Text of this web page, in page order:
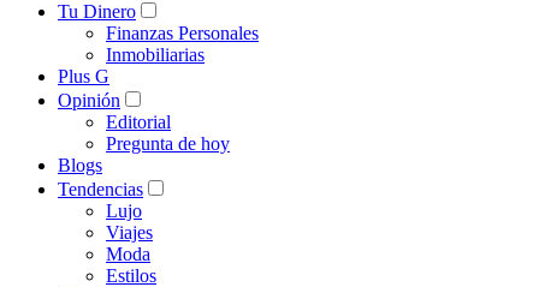
Tu Dinero
Finanzas Personales
Inmobiliarias
Plus G
Opinión
Editorial
Pregunta de hoy
Blogs
Tendencias
Lujo
Viajes
Moda
Estilos